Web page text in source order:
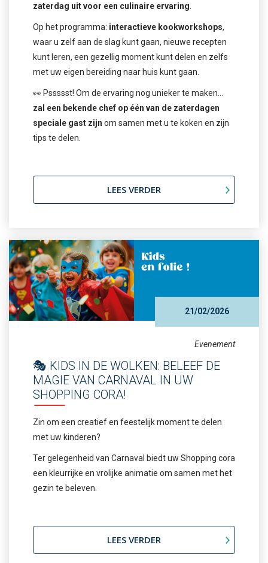
zaterdag uit voor een culinaire ervaring
Op het programma: interactieve kookworkshops,
waar u zelf aan de slag kunt gaan, nieuwe recepten
kunt leren, een gezellig moment kunt delen en zelfs
met uw eigen bereiding naar huis kunt gaan.
👀 Pssssst! Om de ervaring nog unieker te maken…
zal een bekende chef op één van de zaterdagen
speciale gast zijn om samen met u te koken en zijn
tips te delen.
LEES VERDER
21/02/2026
Evenement
🎭 KIDS IN DE WOLKEN: BELEEF DE
MAGIE VAN CARNAVAL IN UW
SHOPPING CORA!
Zin om een creatief en feestelijk moment te delen
met uw kinderen?
Ter gelegenheid van Carnaval biedt uw Shopping cora
een kleurrijke en vrolijke animatie om samen met het
gezin te beleven.
LEES VERDER